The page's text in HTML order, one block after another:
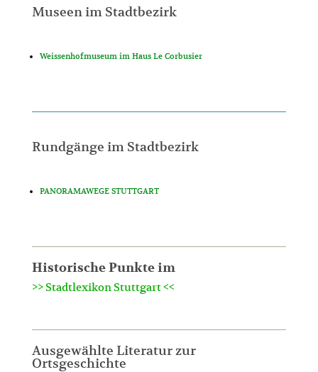
Museen im Stadtbezirk
Weissenhofmuseum im Haus Le Corbusier
Rundgänge im Stadtbezirk
PANORAMAWEGE STUTTGART
Historische Punkte im
>> Stadtlexikon Stuttgart <<
Ausgewählte Literatur zur
Ortsgeschichte